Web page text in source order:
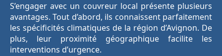
S’engager avec un couvreur local présente plusieurs
avantages. Tout d’abord, ils connaissent parfaitement
les spécificités climatiques de la région d’Avignon. De
plus, leur proximité géographique facilite les
interventions d’urgence.